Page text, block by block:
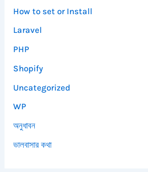
How to set or Install
Laravel
PHP
Shopify
Uncategorized
WP
অনুধাবন
ভালবাসার কথা